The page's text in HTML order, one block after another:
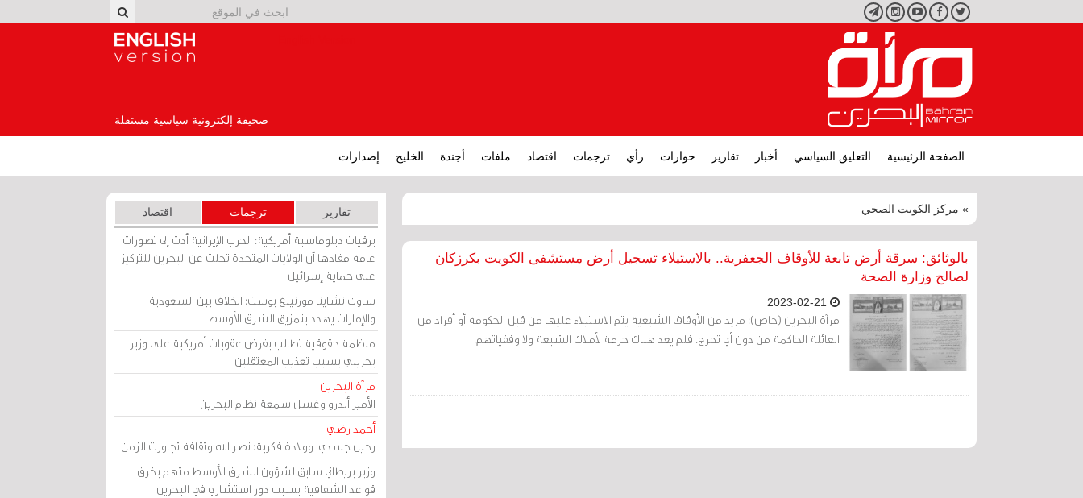
تويتر فيسبوكيوتيوبانستجرامتليجرام
صحيفة إلكترونية سياسية مستقلة
الصفحة الرئيسية التعليق السياسي أخبار تقارير حوارات رأي ترجمات اقتصاد ملفات أجندة الخليج إصدارات
» مركز الكويت الصحي
بالوثائق: سرقة أرض تابعة للأوقاف الجعفرية.. بالاستيلاء تسجيل أرض مستشفى الكويت بكرزكان
لصالح وزارة الصحة
مرآة البحرين (خاص): مزيد من الأوقاف الشيعية يتم الاستيلاء عليها من قبل الحكومة أو أفراد من
العائلة الحاكمة من دون أي تحرج. فلم يعد هناك حرمة لأملاك الشيعة ولا وقفياتهم.
تقارير ترجمات اقتصاد
برقيات دبلوماسية أمريكية: الحرب الإيرانية أدت إلى تصورات
عامة مفادها أن الولايات المتحدة تخلت عن البحرين للتركيز
على حماية إسرائيل
ساوث تشاينا مورنينغ بوست: الخلاف بين السعودية
والإمارات يهدد بتمزيق الشرق الأوسط
منظمة حقوقية تطالب بفرض عقوبات أمريكية على وزير
بحريني بسبب تعذيب المعتقلين
مرآة البحرين
الأمير أندرو وغسل سمعة نظام البحرين
أحمد رضي
رحيل جسدي، وولادة فكرية: نصر الله وثقافة تجاوزت الزمن
وزير بريطاني سابق لشؤون الشرق الأوسط متهم بخرق
قواعد الشفافية بسبب دور استشاري في البحرين